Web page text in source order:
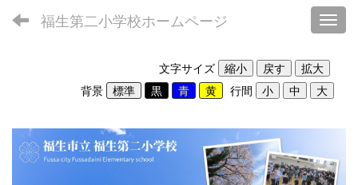
福生第二小学校ホームページ
文字サイズ
背景
行間